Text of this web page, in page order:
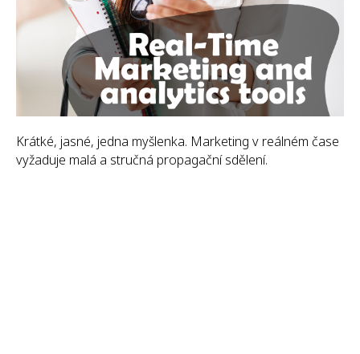
Krátké, jasné, jedna myšlenka. Marketing v reálném čase
vyžaduje malá a stručná propagační sdělení.